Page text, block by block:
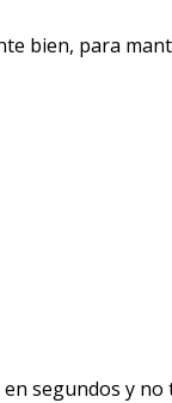
bien, para
segundos y